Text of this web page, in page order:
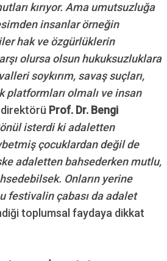
kırıyor. Ama umutsuzluğa
insanlar örneğin
hak ve özgürlüklerin
olursa olsun hukuksuzluklara
soykırım, savaş suçları,
platformları olmalı ve insan
Prof. Dr. Bengi
isterdi ki adaletten
çocuklardan değil de
adaletten bahsederken mutlu,
Onların yerine
festivalin çabası da adalet
toplumsal faydaya dikkat